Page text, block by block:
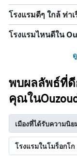
โรงแรมดีๆ ใกล้ ท่า
โรงแรมไหนดีใน
พบผลลัพธ์ที่ดี
คุณใน
เมืองที่ได้รับความนิ
โรงแรมในโมร็อกโก